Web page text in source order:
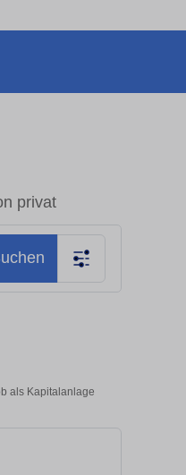
privat
als Kapitalanlage